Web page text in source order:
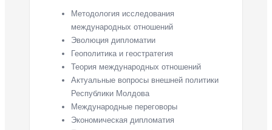
Методология исследования
международных отношений
Эволюция дипломатии
Геополитика и геостратегия
Теория международных отношений
Актуальные вопросы внешней политики
Республики Молдова
Международные переговоры
Экономическая дипломатия